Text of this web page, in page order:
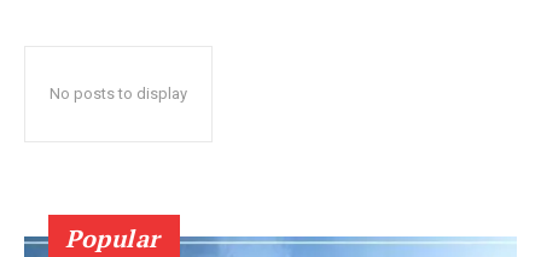
No posts to display
Popular